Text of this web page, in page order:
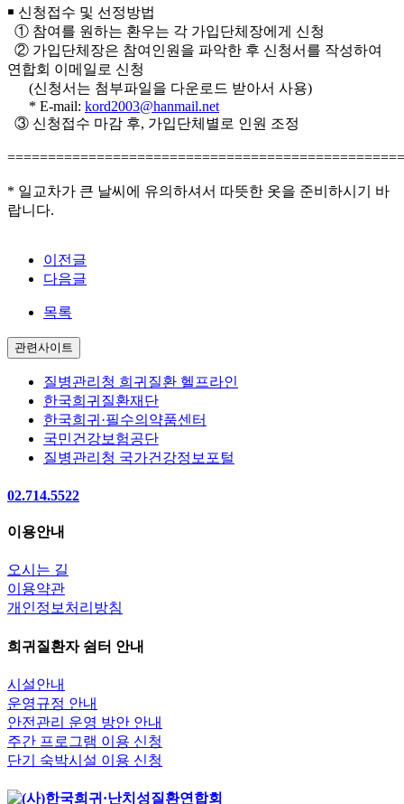
￭ 신청접수 및 선정방법
① 참여를 원하는 환우는 각 가입단체장에게 신청
② 가입단체장은 참여인원을 파악한 후 신청서를 작성하여
연합회 이메일로 신청
(신청서는 첨부파일을 다운로드 받아서 사용)
* E-mail: kord2003@hanmail.net
③ 신청접수 마감 후, 가입단체별로 인원 조정
* 일교차가 큰 날씨에 유의하셔서 따뜻한 옷을 준비하시기 바
랍니다.
이전글
다음글
목록
관련사이트
질병관리청 희귀질환 헬프라인
한국희귀질환재단
한국희귀·필수의약품센터
국민건강보험공단
질병관리청 국가건강정보포털
02.714.5522
이용안내
오시는 길
이용약관
개인정보처리방침
희귀질환자 쉼터 안내
시설안내
운영규정 안내
안전관리 운영 방안 안내
주간 프로그램 이용 신청
단기 숙박시설 이용 신청